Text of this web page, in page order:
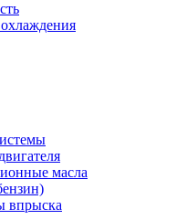
масла
впрыска